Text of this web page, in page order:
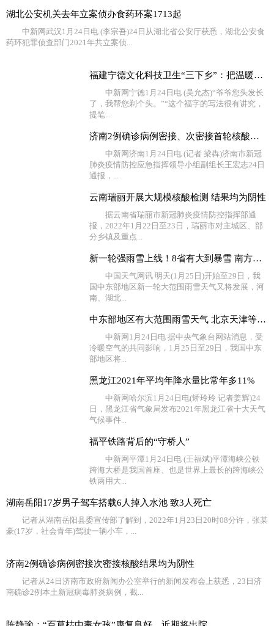
湖北公安机关去年立案侦办食药环案1713起
中新网武汉1月24日电 (李宗吾)24日从湖北省公安厅获悉，湖北公安食
药环犯罪侦查部门2021年共立案侦...
福建宁德文化科技卫生“三下乡”：把温暖送到百姓的心坎
中新网宁德1月24日电 (吴允杰)“爷爷您头发长
了，我帮您剃个头。”“这个福字的写法很有讲究，
提笔...
济南2例确诊病例密接、次密接首轮核酸检测结果均为阴性
中新网济南1月24日电 (记者 梁犇)济南市新冠
肺炎疫情防控应急指挥领导小组副组长王宏志24日
通报，...
云南瑞丽开展大规模核酸检测 结果均为阴性
据云南省瑞丽市新冠肺炎疫情防控指挥部通
报，2022年1月22日至23日，瑞丽市对主城区、部
分乡镇及重点...
新一轮强雨雪上线！8省有大到暴雪 南方湿冷将持续至春节
中国天气网讯 明天(1月25日)开始至29日，我
国中东部地区新一轮大范围雨雪天气又将发展，河
南、湖北...
中东部地区有大范围雨雪天气 北京天津等地有大雾
中新网1月24日电 据中央气象台网站消息，受
冷暖空气的共同影响，1月25日至29日，我国中东
部地区将...
黑龙江2021年平均年降水量比常年多11%
中新网哈尔滨1月24日电(矫玲玲 记者姜辉)24
日，黑龙江省气象局发布2021年黑龙江省十大天气
气候事件...
福平铁路背后的“守桥人”
中新网平潭1月24日电 (王福斌)平潭海峡公铁
跨海大桥是我国首座、也是世界上最长的跨海峡公
铁两用大...
湖南岳阳17岁男子驾车搭载6人掉入水池 致3人死亡
记者从湖南岳阳县委宣传部了解到，2022年1月23日20时08分许，张某
豪(17岁，社会青年)驾驶一辆小车，...
济南2例确诊病例密接次密接核酸结果均为阴性
记者从24日济南市政府新闻办公室举行的新闻发布会上获悉，23日济
南确诊2例本土新冠病毒肺炎病例，截...